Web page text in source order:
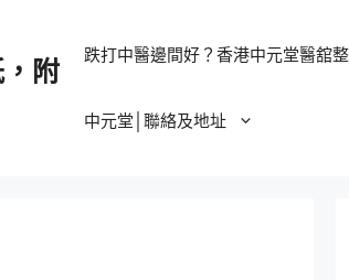
附
跌打中醫邊間好？香港中元堂醫舘
中元堂│聯絡及地址